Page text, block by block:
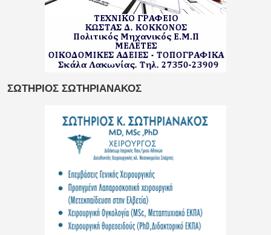
ΣΩΤΗΡΙΟΣ ΣΩΤΗΡΙΑΝΑΚΟΣ